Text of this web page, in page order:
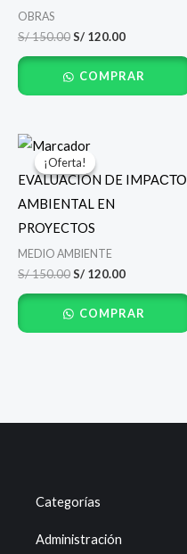
OBRAS
S/150.00S/ 120.00
COMPRAR
¡Oferta!
¡Oferta!
EVALUACIÓN DE IMPAСТО
AMBIENTAL EN
PROYECTOS
MEDIO AMBIENTE
S/150.00
El
precio
original
era:
S/ 150.00.
S/ 120.00
es:
COMPRAR
Categorías
Administración